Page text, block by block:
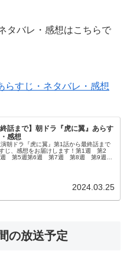
タバレ・感想はこちらで
らすじ・ネタバレ・感想
終話まで】朝ドラ『虎に翼』あらす
感想
朝ドラ『虎に翼』第1話から最終話まで
じ、感想をお届けします！第1週 第2
第5週第6週 第7週 第8週 第9週
2024.03.25
の放送予定